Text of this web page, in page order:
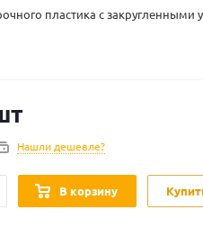
пластика с закругленными
Нашли дешевле?
В корзину